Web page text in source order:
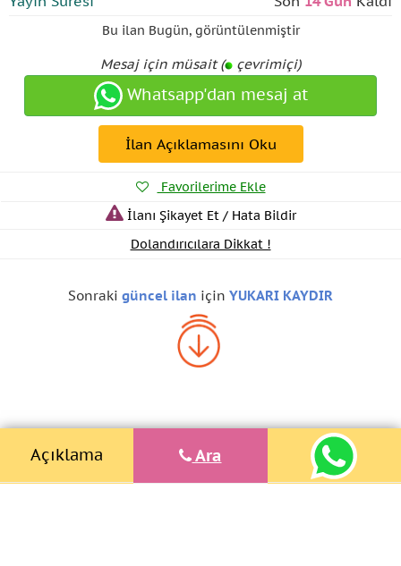
Bu ilan Bugün, görüntülenmiştir
Mesaj için müsait ( çevrimiçi)
Whatsapp'dan mesaj at
İlan Açıklamasını Oku
Favorilerime Ekle
İlanı Şikayet Et / Hata Bildir
Dolandırıcılara Dikkat !
Açıklama Ara
Sonraki güncel ilan için YUKARI KAYDIR